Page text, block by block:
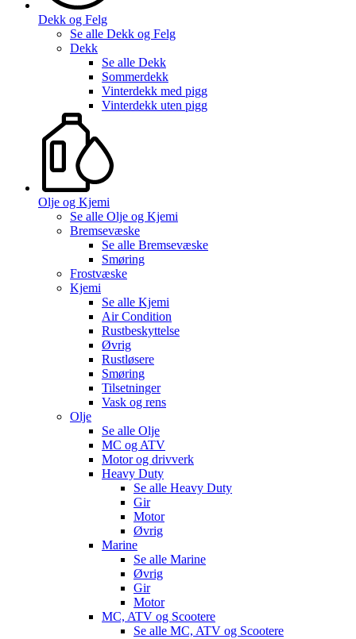
Dekk og Felg
Se alle Dekk og Felg
Dekk
Se alle Dekk
Sommerdekk
Vinterdekk med pigg
Vinterdekk uten pigg
Olje og Kjemi
Se alle Olje og Kjemi
Bremsevæske
Se alle Bremsevæske
Smøring
Frostvæske
Kjemi
Se alle Kjemi
Air Condition
Rustbeskyttelse
Øvrig
Rustløsere
Smøring
Tilsetninger
Vask og rens
Olje
Se alle Olje
MC og ATV
Motor og drivverk
Heavy Duty
Se alle Heavy Duty
Gir
Motor
Øvrig
Marine
Se alle Marine
Øvrig
Gir
Motor
MC, ATV og Scootere
Se alle MC, ATV og Scootere